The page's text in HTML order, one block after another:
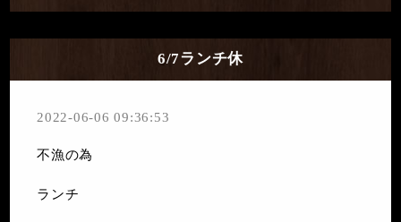
6/7ランチ休
2022-06-06 09:36:53
不漁の為
ランチ